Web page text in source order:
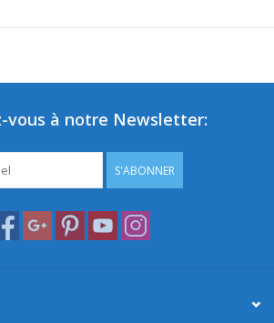
vous à notre Newsletter:
S'ABONNER